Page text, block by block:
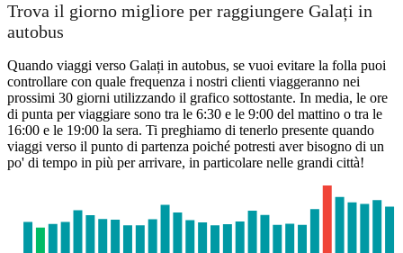
Trova il giorno migliore per raggiungere Galați in
autobus
Quando viaggi verso Galați in autobus, se vuoi evitare la folla puoi
controllare con quale frequenza i nostri clienti viaggeranno nei
prossimi 30 giorni utilizzando il grafico sottostante. In media, le ore
di punta per viaggiare sono tra le 6:30 e le 9:00 del mattino o tra le
16:00 e le 19:00 la sera. Ti preghiamo di tenerlo presente quando
viaggi verso il punto di partenza poiché potresti aver bisogno di un
po' di tempo in più per arrivare, in particolare nelle grandi città!